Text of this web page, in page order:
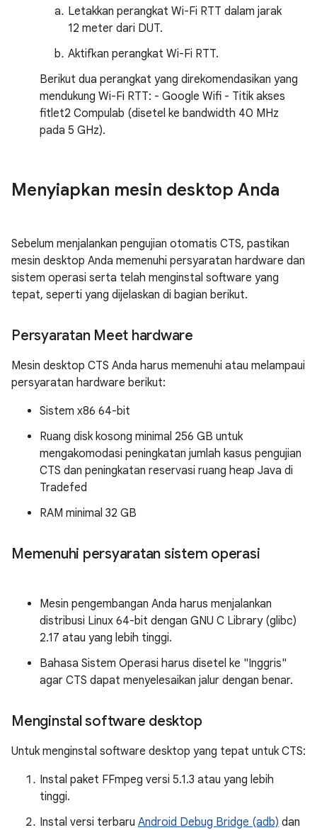
Letakkan perangkat Wi-Fi RTT dalam jarak
12 meter dari DUT.
Aktifkan perangkat Wi-Fi RTT.
Berikut dua perangkat yang direkomendasikan yang
mendukung Wi-Fi RTT: - Google Wifi - Titik akses
fitlet2 Compulab (disetel ke bandwidth 40 MHz
pada 5 GHz).
Menyiapkan mesin desktop Anda
Sebelum menjalankan pengujian otomatis CTS, pastikan
mesin desktop Anda memenuhi persyaratan hardware dan
sistem operasi serta telah menginstal software yang
tepat, seperti yang dijelaskan di bagian berikut.
Persyaratan Meet hardware
Mesin desktop CTS Anda harus memenuhi atau melampaui
persyaratan hardware berikut:
Sistem x86 64-bit
Ruang disk kosong minimal 256 GB untuk
mengakomodasi peningkatan jumlah kasus pengujian
CTS dan peningkatan reservasi ruang heap Java di
Tradefed
RAM minimal 32 GB
Memenuhi persyaratan sistem operasi
Mesin pengembangan Anda harus menjalankan
distribusi Linux 64-bit dengan GNU C Library (glibc)
2.17 atau yang lebih tinggi.
Bahasa Sistem Operasi harus disetel ke "Inggris"
agar CTS dapat menyelesaikan jalur dengan benar.
Menginstal software desktop
Untuk menginstal software desktop yang tepat untuk CTS:
Instal paket FFmpeg versi 5.1.3 atau yang lebih
tinggi.
Instal versi terbaru Android Debug Bridge (adb) dan